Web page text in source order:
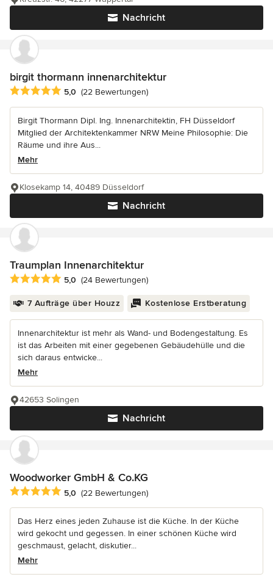
Nachricht
birgit thormann innenarchitektur
Durchschnittliche Bewertung: 5 von 5 Sternen
5,0 (22 Bewertungen)
Birgit Thormann Dipl. Ing. Innenarchitektin, FH Düsseldorf
Mitglied der Architektenkammer NRW Meine Philosophie: Die
Räume und ihre Aus...
Mehr
Nachricht
Klosekamp 14, 40489 Düsseldorf
Traumplan Innenarchitektur
Durchschnittliche Bewertung: 5 von 5 Sternen
5,0 (24 Bewertungen)
7 Aufträge über Houzz Kostenlose Erstberatung
Innenarchitektur ist mehr als Wand- und Bodengestaltung. Es
ist das Arbeiten mit einer gegebenen Gebäudehülle und die
sich daraus entwicke...
Mehr
Nachricht
42653 Solingen
Woodworker GmbH & Co.KG
Durchschnittliche Bewertung: 5 von 5 Sternen
5,0 (22 Bewertungen)
Das Herz eines jeden Zuhause ist die Küche. In der Küche
wird gekocht und gegessen. In einer schönen Küche wird
geschmaust, gelacht, diskutier...
Mehr